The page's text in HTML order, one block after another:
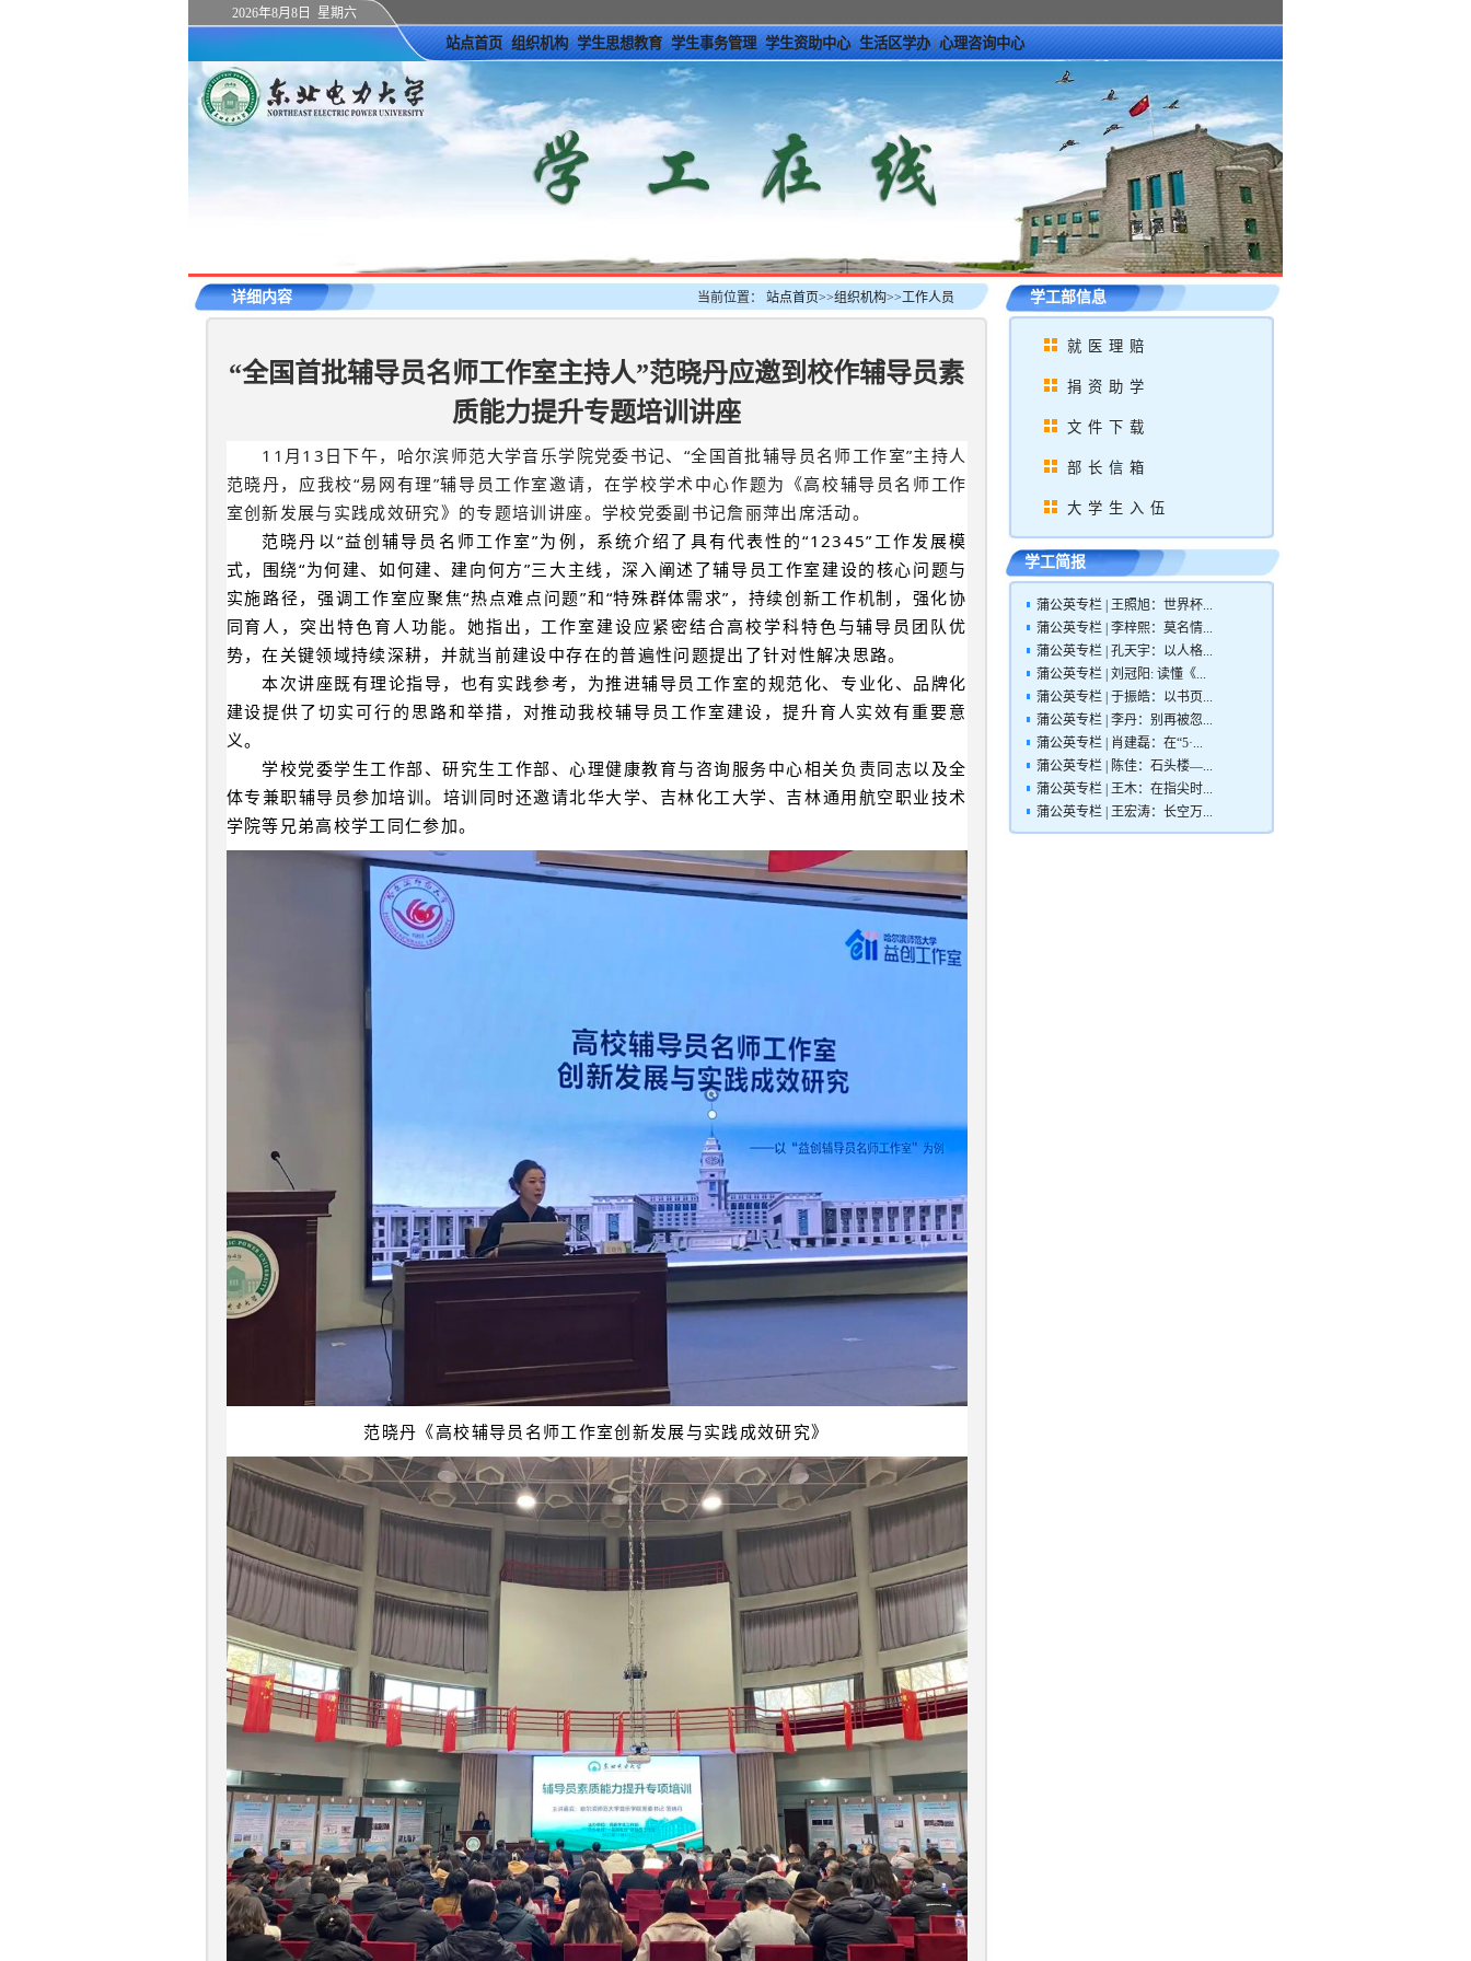
2026年8月8日 星期六
站点首页 组织机构 学生思想教育| 学生事务管理 学生资助中心 生活区学办 心理咨询中心
详细内容 当前位置： 站点首页>>组织机构>>工作人员
“全国首批辅导员名师工作室主持人”范晓丹应邀到校作辅导员素
质能力提升专题培训讲座
11月13日下午，哈尔滨师范大学音乐学院党委书记、“全国首批辅导员名师工作室”主持人
范晓丹，应我校“易网有理”辅导员工作室邀请，在学校学术中心作题为《高校辅导员名师工作
室创新发展与实践成效研究》的专题培训讲座。学校党委副书记詹丽萍出席活动。
范晓丹以“益创辅导员名师工作室”为例，系统介绍了具有代表性的“12345”工作发展模
式，围绕“为何建、如何建、建向何方”三大主线，深入阐述了辅导员工作室建设的核心问题与
实施路径，强调工作室应聚焦“热点难点问题”和“特殊群体需求”，持续创新工作机制，强化协
同育人，突出特色育人功能。她指出，工作室建设应紧密结合高校学科特色与辅导员团队优
势，在关键领域持续深耕，并就当前建设中存在的普遍性问题提出了针对性解决思路。
本次讲座既有理论指导，也有实践参考，为推进辅导员工作室的规范化、专业化、品牌化
建设提供了切实可行的思路和举措，对推动我校辅导员工作室建设，提升育人实效有重要意
义。
学校党委学生工作部、研究生工作部、心理健康教育与咨询服务中心相关负责同志以及全
体专兼职辅导员参加培训。培训同时还邀请北华大学、吉林化工大学、吉林通用航空职业技术
学院等兄弟高校学工同仁参加。
范晓丹《高校辅导员名师工作室创新发展与实践成效研究》
学工部信息
就医理赔
捐资助学
文件下载
部长信箱
大学生入伍
学工简报
蒲公英专栏 | 王照旭：世界杯...
蒲公英专栏 | 李梓熙：莫名情...
蒲公英专栏 | 孔天宇：以人格...
蒲公英专栏 | 刘冠阳: 读懂《...
蒲公英专栏 | 于振皓：以书页...
蒲公英专栏 | 李丹：别再被忽...
蒲公英专栏 | 肖建磊：在“5·...
蒲公英专栏 | 陈佳：石头楼—...
蒲公英专栏 | 王木：在指尖时...
蒲公英专栏 | 王宏涛：长空万...